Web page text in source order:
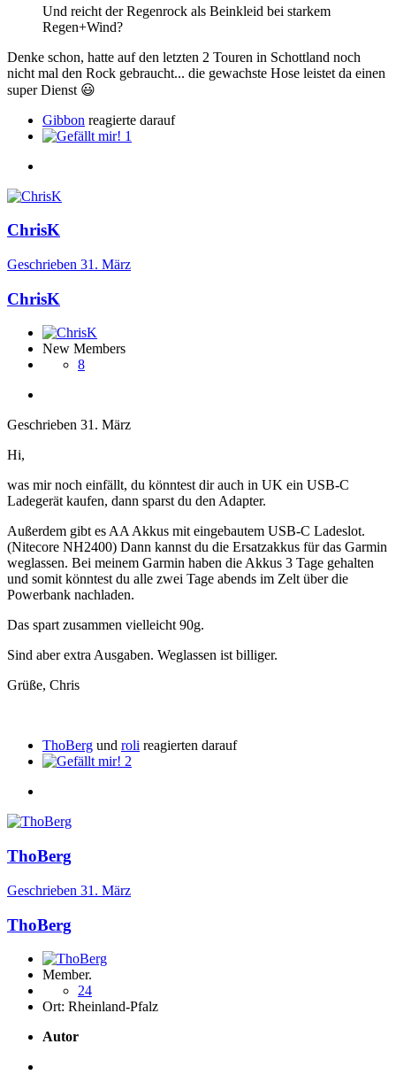
Und reicht der Regenrock als Beinkleid bei starkem
Regen+Wind?
Denke schon, hatte auf den letzten 2 Touren in Schottland noch
nicht mal den Rock gebraucht... die gewachste Hose leistet da einen
super Dienst 😃
Gibbon reagierte darauf
1
ChrisK
Geschrieben 31. März
ChrisK
New Members
8
Geschrieben 31. März
Hi,
was mir noch einfällt, du könntest dir auch in UK ein USB-C
Ladegerät kaufen, dann sparst du den Adapter.
Außerdem gibt es AA Akkus mit eingebautem USB-C Ladeslot.
(Nitecore NH2400) Dann kannst du die Ersatzakkus für das Garmin
weglassen. Bei meinem Garmin haben die Akkus 3 Tage gehalten
und somit könntest du alle zwei Tage abends im Zelt über die
Powerbank nachladen.
Das spart zusammen vielleicht 90g.
Sind aber extra Ausgaben. Weglassen ist billiger.
Grüße, Chris
ThoBerg und roli reagierten darauf
2
ThoBerg
Geschrieben 31. März
ThoBerg
Member.
24
Ort: Rheinland-Pfalz
Autor